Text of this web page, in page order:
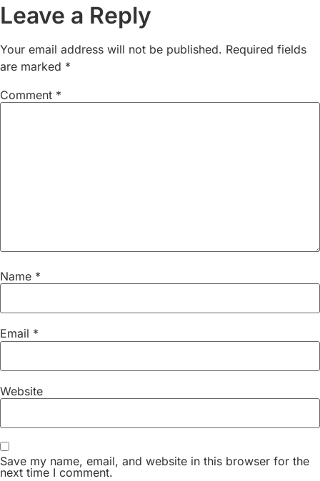
Leave a Reply
Your email address will not be published. Required fields
are marked *
Comment *
Name *
Email *
Website
Save my name, email, and website in this browser for the
next time I comment.